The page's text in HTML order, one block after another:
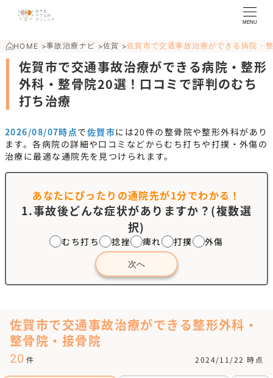
MENU
HOME >事故治療ナビ >佐賀 >佐賀市で交通事故治療ができる病院・
佐賀市で交通事故治療ができる病院・整形
外科・整骨院20選！口コミで評判のむち
打ち治療
2026/08/07時点で佐賀市には20件の整骨院や整形外科があり
ます。各病院の詳細や口コミなどからむち打ちや打撲・外傷の
治療に最適な通院先を見つけられます。
あなたにぴったりの通院先が1分でわかる！
1.事故後どんな症状がありますか？(複数選
択)
むち打ち 捻挫 痺れ 打撲 外傷
次へ
佐賀市で交通事故治療ができる整形外科・
整骨院・接骨院
20 件 2024/11/22 時点